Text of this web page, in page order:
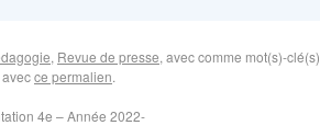
, Revue de presse, avec comme mot(s)-clé(s)
ce permalien.
4e – Année 2022-